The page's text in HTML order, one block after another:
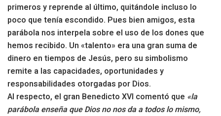
primeros y reprende al último, quitándole incluso lo
poco que tenía escondido. Pues bien amigos, esta
parábola nos interpela sobre el uso de los dones que
hemos recibido. Un «talento» era una gran suma de
dinero en tiempos de Jesús, pero su simbolismo
remite a las capacidades, oportunidades y
responsabilidades otorgadas por Dios.
Al respecto, el gran Benedicto XVI comentó que «la
parábola enseña que Dios no nos da a todos lo mismo,